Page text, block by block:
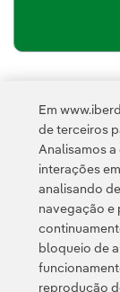
Esta página
Privacidade
Contato
Em
de terceiros
Analisamos a
interações
analisando
navegação e
bloqueio de
reprodução